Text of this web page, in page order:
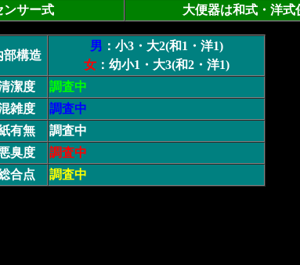
ンサー式 大便器は和式・洋式
部構造
男 ：小3・大2(和1・洋1)
女：幼小1・大3(和2・洋1)
潔度
調査中
雑度
調査中
有無
調査中
臭度
調査中
合点
調査中